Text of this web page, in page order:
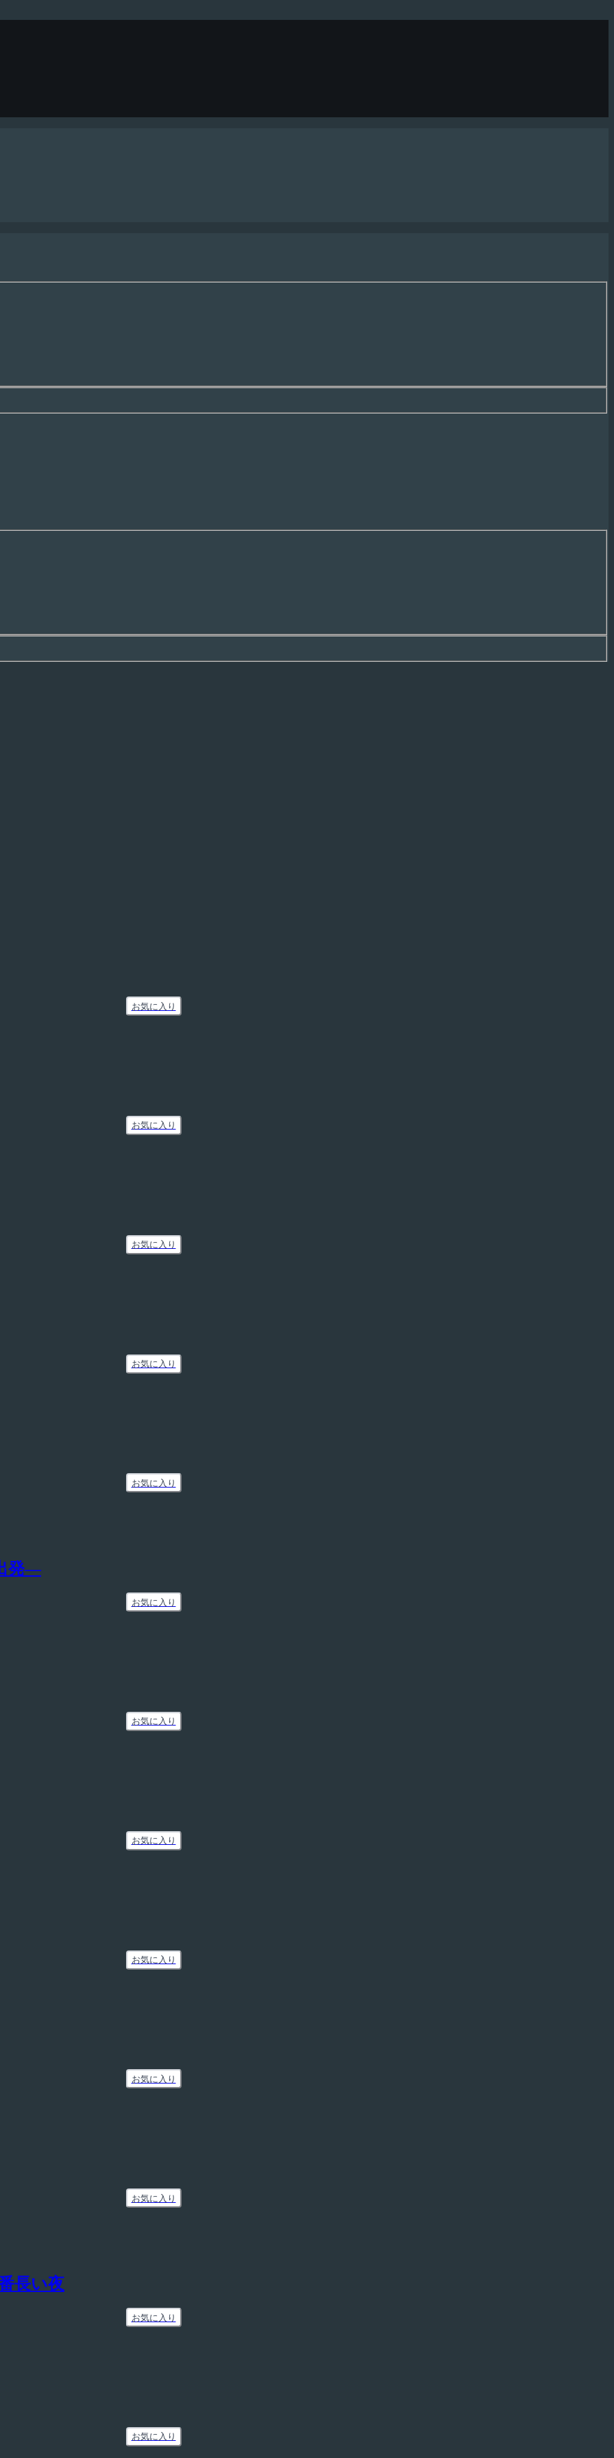
お気に入り
お気に入り
お気に入り
お気に入り
お気に入り
発―
お気に入り
お気に入り
お気に入り
お気に入り
お気に入り
お気に入り
長い夜
お気に入り
お気に入り